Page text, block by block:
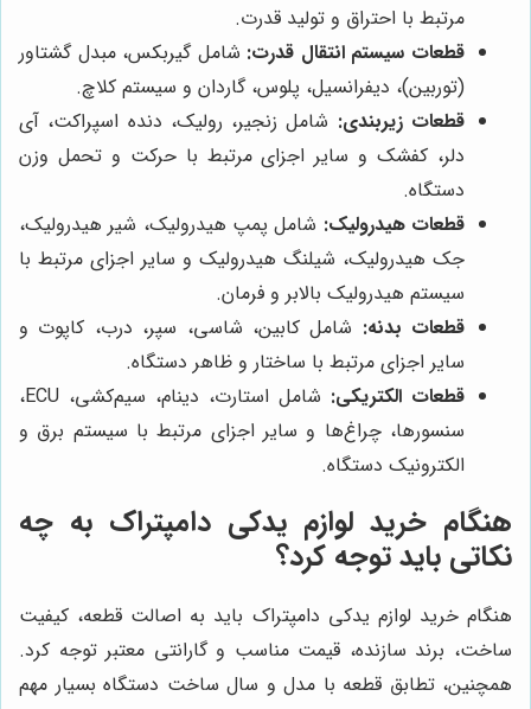
مرتبط با احتراق و تولید قدرت.
قطعات سیستم انتقال قدرت: شامل گیربکس، مبدل گشتاور
(توربین)، دیفرانسیل، پلوس، گاردان و سیستم کلاچ.
قطعات زیربندی: شامل زنجیر، رولیک، دنده اسپراکت، آی
دلر، کفشک و سایر اجزای مرتبط با حرکت و تحمل وزن
دستگاه.
قطعات هیدرولیک: شامل پمپ هیدرولیک، شیر هیدرولیک،
جک هیدرولیک، شیلنگ هیدرولیک و سایر اجزای مرتبط با
سیستم هیدرولیک بالابر و فرمان.
قطعات بدنه: شامل کابین، شاسی، سپر، درب، کاپوت و
سایر اجزای مرتبط با ساختار و ظاهر دستگاه.
قطعات الکتریکی:
شامل استارت، دینام، سیم‌کشی، ECU،
سنسورها، چراغ‌ها و سایر اجزای مرتبط با سیستم برق و
الکترونیک دستگاه.
هنگام خرید لوازم یدکی دامپتراک به چه
نکاتی باید توجه کرد؟
هنگام خرید لوازم یدکی دامپتراک باید به اصالت قطعه، کیفیت
ساخت، برند سازنده، قیمت مناسب و گارانتی معتبر توجه کرد.
همچنین، تطابق قطعه با مدل و سال ساخت دستگاه بسیار مهم